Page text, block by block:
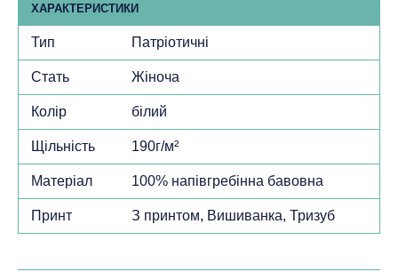
ХАРАКТЕРИСТИКИ
Тип Патріотичні
Стать Жіноча
Колір білий
Щільність 190г/м²
Матеріал 100% напівгребінна бавовна
Принт З принтом, Вишиванка, Тризуб